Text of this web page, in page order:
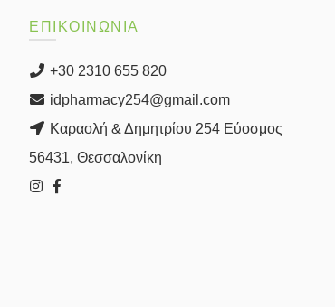
ΕΠΙΚΟΙΝΩΝΙΑ
+30 2310 655 820
idpharmacy254@gmail.com
Καραολή & Δημητρίου 254 Εύοσμος
56431, Θεσσαλονίκη